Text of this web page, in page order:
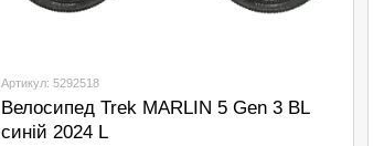
Артикул: 5292518
Велосипед Trek MARLIN 5 Gen 3 BL
синій 2024 L